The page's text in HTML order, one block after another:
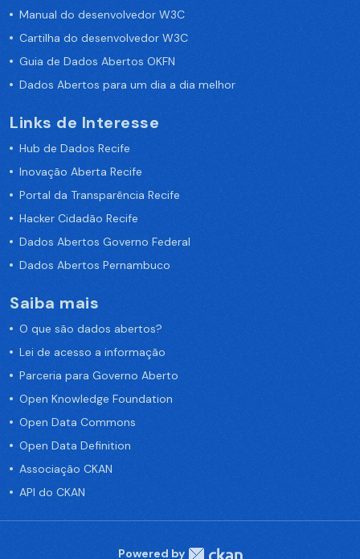
Manual do desenvolvedor W3C
Cartilha do desenvolvedor W3C
Guia de Dados Abertos OKFN
Dados Abertos para um dia a dia melhor
Links de Interesse
Hub de Dados Recife
Inovação Aberta Recife
Portal da Transparência Recife
Hacker Cidadão Recife
Dados Abertos Governo Federal
Dados Abertos Pernambuco
Saiba mais
O que são dados abertos?
Lei de acesso a informação
Parceria para Governo Aberto
Open Knowledge Foundation
Open Data Commons
Open Data Definition
Associação CKAN
API do CKAN
Powered by